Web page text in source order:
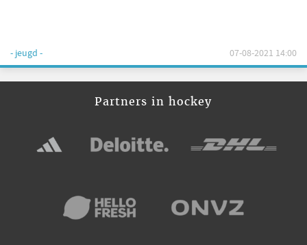
- jeugd - 07-08-2021 14:00
Partners in hockey